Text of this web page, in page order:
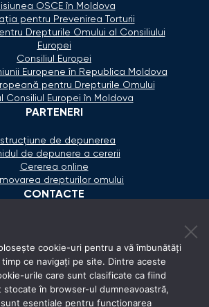
OSCE în Moldova
pentru Prevenirea Torturii
Drepturile Omului al Consiliului
Europei
Consiliul Europei
Europene în Republica Moldova
pentru Drepturile Omului
Consiliul Europei în Moldova
PARTENERI
de depunerea
de depunere a cererii
Cererea online
drepturilor omului
CONTACTE
Calea Ieşilor 11/3, Chişinău
Luni - Vineri: 08:00 - 17:00
cookie-uri pentru a vă îmbunătăți
ce navigați pe site. Dintre aceste
urile care sunt clasificate ca fiind
stocate în browser-ul dumneavoastră,
esențiale pentru funcționarea